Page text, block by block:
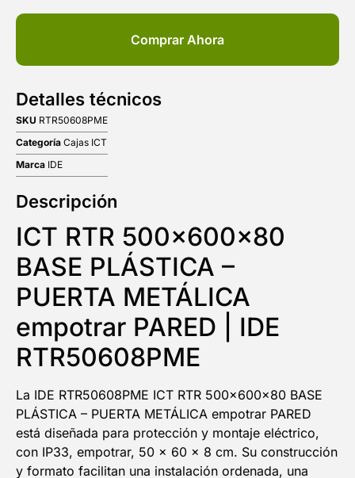
Comprar Ahora
Detalles técnicos
SKU RTR50608PME
Categoría Cajas ICT
Marca IDE
Descripción
ICT RTR 500x600x80
BASE PLÁSTICA –
PUERTA METÁLICA
empotrar PARED | IDE
RTR50608PME
La IDE RTR50608PME ICT RTR 500x600x80 BASE
PLÁSTICA – PUERTA METÁLICA empotrar PARED
está diseñada para protección y montaje eléctrico,
con IP33, empotrar, 50 x 60 x 8 cm. Su construcción
y formato facilitan una instalación ordenada, una